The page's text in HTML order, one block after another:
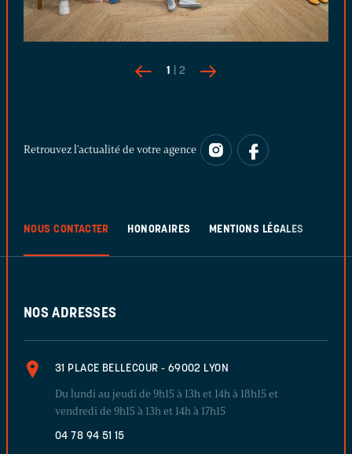
1 | 2
Retrouvez l'actualité de votre agence
NOUS CONTACTER HONORAIRES MENTIONS LÉGALES
NOS ADRESSES
31 PLACE BELLECOUR - 69002 LYON
Du lundi au jeudi de 9h15 à 13h et 14h à 18h15 et
vendredi de 9h15 à 13h et 14h à 17h15
04 78 94 51 15